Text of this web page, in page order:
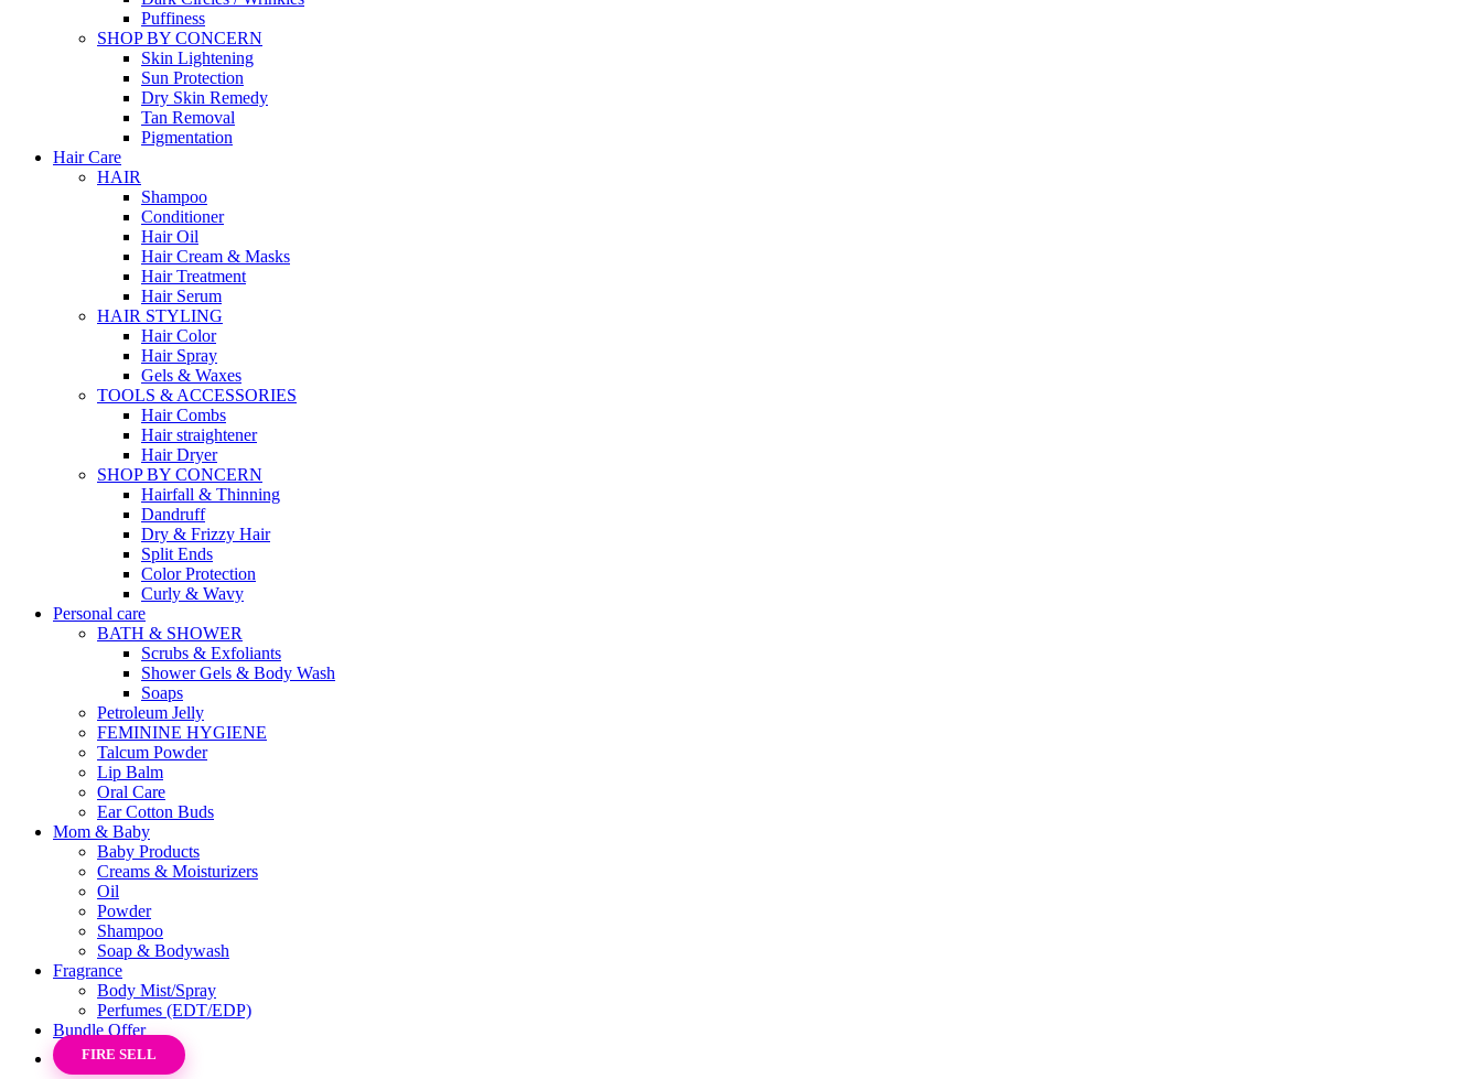
Puffiness
SHOP BY CONCERN
Skin Lightening
Sun Protection
Dry Skin Remedy
Tan Removal
Pigmentation
Hair Care
HAIR
Shampoo
Conditioner
Hair Oil
Hair Cream & Masks
Hair Treatment
Hair Serum
HAIR STYLING
Hair Color
Hair Spray
Gels & Waxes
TOOLS & ACCESSORIES
Hair Combs
Hair straightener
Hair Dryer
SHOP BY CONCERN
Hairfall & Thinning
Dandruff
Dry & Frizzy Hair
Split Ends
Color Protection
Curly & Wavy
Personal care
BATH & SHOWER
Scrubs & Exfoliants
Shower Gels & Body Wash
Soaps
Petroleum Jelly
FEMININE HYGIENE
Talcum Powder
Lip Balm
Oral Care
Ear Cotton Buds
Mom & Baby
Baby Products
Creams & Moisturizers
Oil
Powder
Shampoo
Soap & Bodywash
Fragrance
Body Mist/Spray
Perfumes (EDT/EDP)
Bundle Offer
FIRE SELL